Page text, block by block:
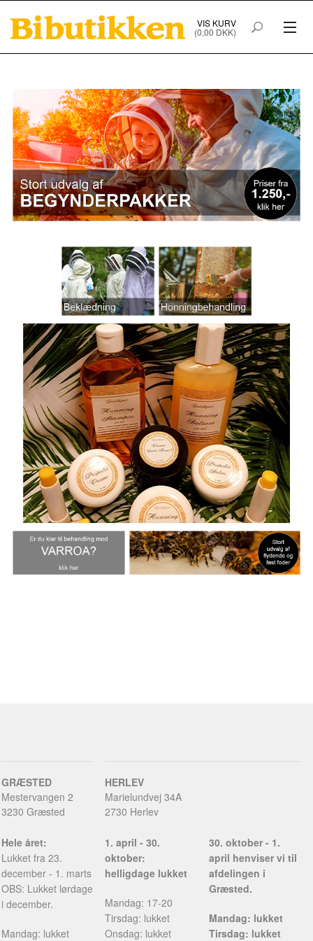
VIS KURV
(0,00 DKK)
FORSIDE HANDELSBETINGELSER
GRÆSTED
Mestervangen 2
3230 Græsted
HERLEV
Marielundvej 34A
2730 Herlev
Hele året:
Lukket fra 23.
december - 1. marts
OBS: Lukket lørdage
i december.
Mandag: lukket
1. april - 30.
oktober:
helligdage lukket
Mandag: 17-20
Tirsdag: lukket
Onsdag: lukket
30. oktober - 1.
april henviser vi til
afdelingen i
Græsted.
Mandag: lukket
Tirsdag: lukket